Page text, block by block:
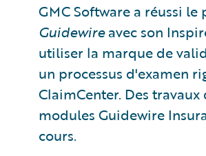
GMC Software a réussi
Guidewireavec son
utiliser la marque de
un processus d'examen
ClaimCenter. Des
modules Guidewire
cours.